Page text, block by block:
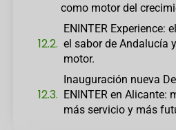
como motor del
ENINTER Experience:
el sabor de Andalucía
motor.
Inauguración nueva
ENINTER en Alicante:
más servicio y más